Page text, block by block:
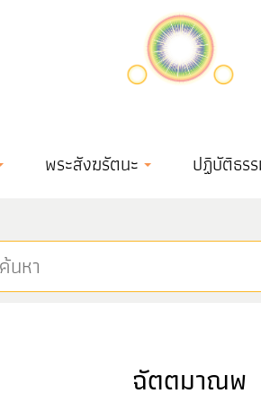
พระสังฆรัตนะ ปฏิบัติธร
ฉัตตมาณพ